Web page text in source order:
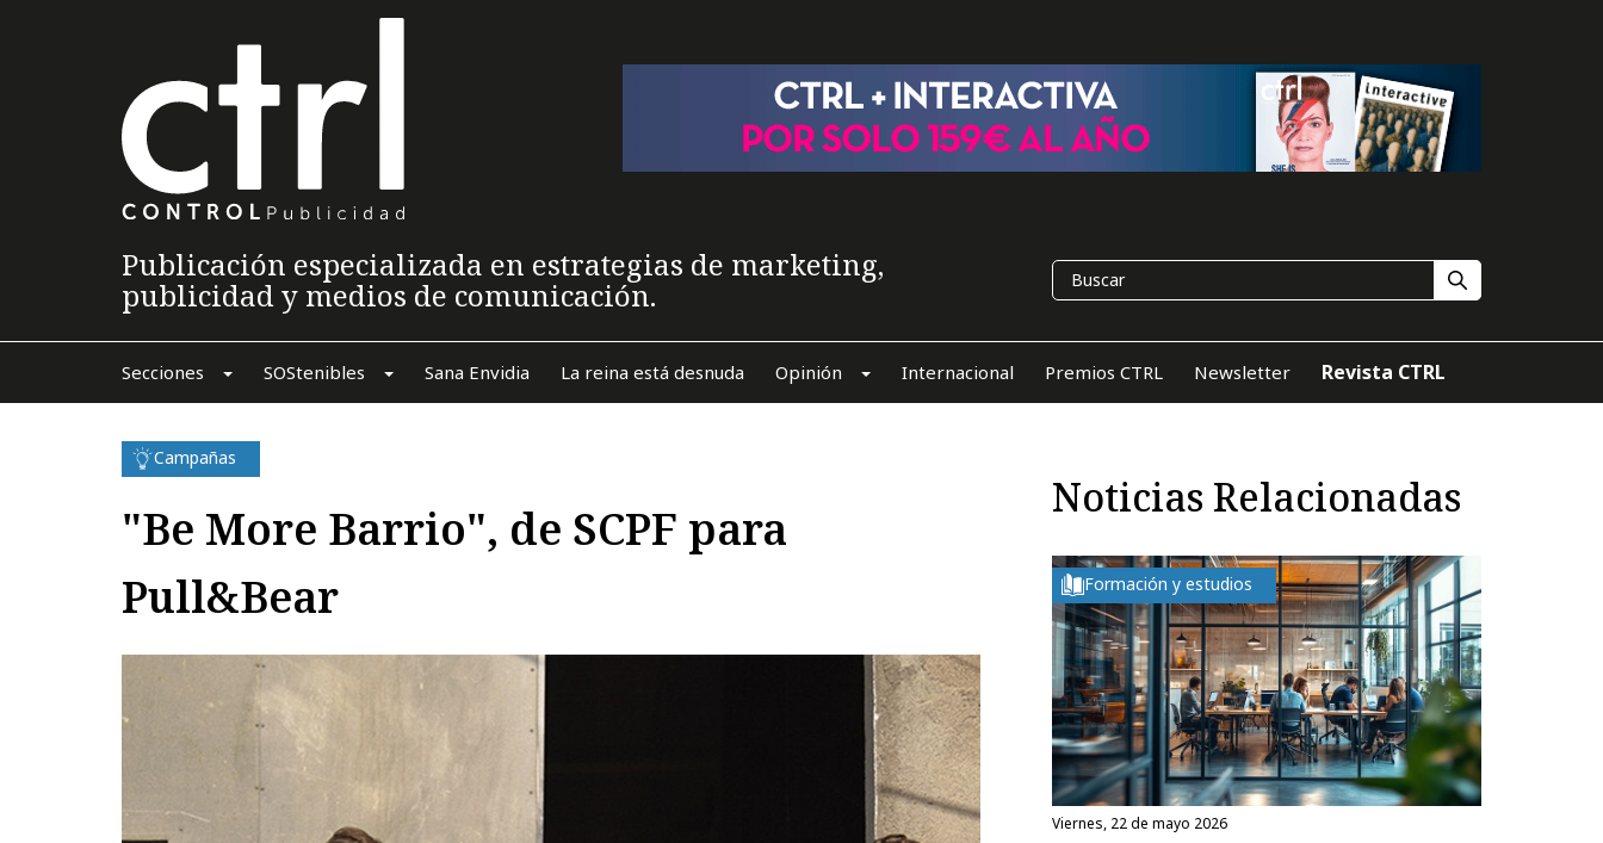
Publicación especializada en estrategias de marketing,
publicidad y medios de comunicación.
Secciones SOStenibles Sana Envidia La reina está desnuda Opinión Internacional Premios CTRL Newsletter Revista CTRL
Campañas
"Be More Barrio", de SCPF para
Pull&Bear
Noticias Relacionadas
Formación y estudios
viernes, 22 de mayo 2026